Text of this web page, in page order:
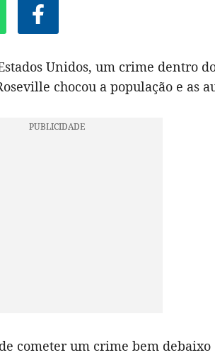
Unidos, um crime dentro
chocou a população e as
cometer um crime bem